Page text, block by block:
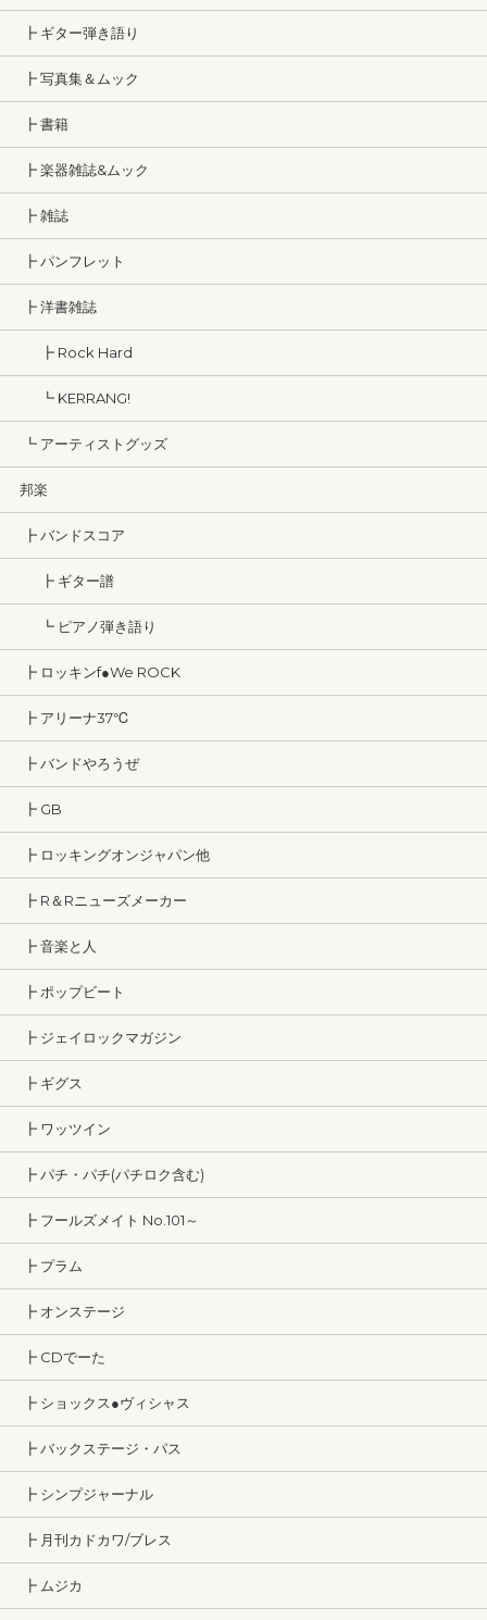
┣ ギター弾き語り
┣ 写真集＆ムック
┣ 書籍
┣ 楽器雑誌&ムック
┣ 雑誌
┣ パンフレット
┣ 洋書雑誌
┣ Rock Hard
┗ KERRANG!
┗ アーティストグッズ
邦楽
┣ バンドスコア
┣ ギター譜
┗ ピアノ弾き語り
┣ ロッキンf●We ROCK
┣ アリーナ37℃
┣ バンドやろうぜ
┣ GB
┣ ロッキングオンジャパン他
┣ R＆Rニューズメーカー
┣ 音楽と人
┣ ポップビート
┣ ジェイロックマガジン
┣ ギグス
┣ ワッツイン
┣ パチ・パチ(パチロク含む)
┣ フールズメイト No.101～
┣ プラム
┣ オンステージ
┣ CDでーた
┣ ショックス●ヴィシャス
┣ バックステージ・パス
┣ シンプジャーナル
┣ 月刊カドカワ/ブレス
┣ ムジカ